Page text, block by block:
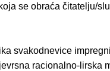
se obraća čitatelju/
svakodnevice
racionalno-lirska